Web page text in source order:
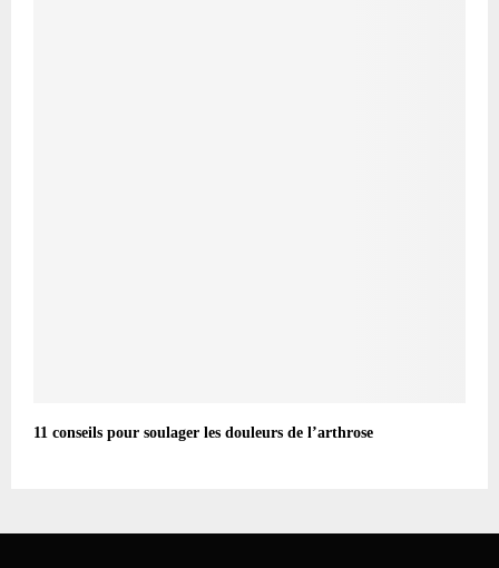
11 conseils pour soulager les douleurs de l’arthrose